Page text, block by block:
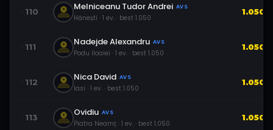
110 Melniceanu Tudor Andrei AVS
Hănești · 1 ev. · best 1.050
1.050
111 Nadejde Alexandru AVS
Podu Iloaiei · 1 ev. · best 1.050
1.050
112 Nica David AVS
Iasi · 1 ev. · best 1.050
1.050
113 Ovidiu AVS
Piatra Neamț · 1 ev. · best 1.050
1.050